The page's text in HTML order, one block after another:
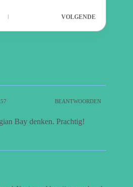
VOLGENDE
BEANTWOORDEN
Bay denken. Prachtig!